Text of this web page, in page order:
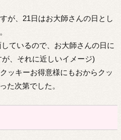
が、21日はお大師さんの日とし
ているので、お大師さんの日に
、それに近しいイメージ)
ッキーお得意様にもおからクッ
た次第でした。